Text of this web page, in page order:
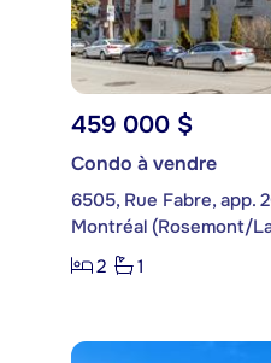
459 000 $
Condo à vendre
6505, Rue Fabre, app.
Montréal (Rosemont/
2
1